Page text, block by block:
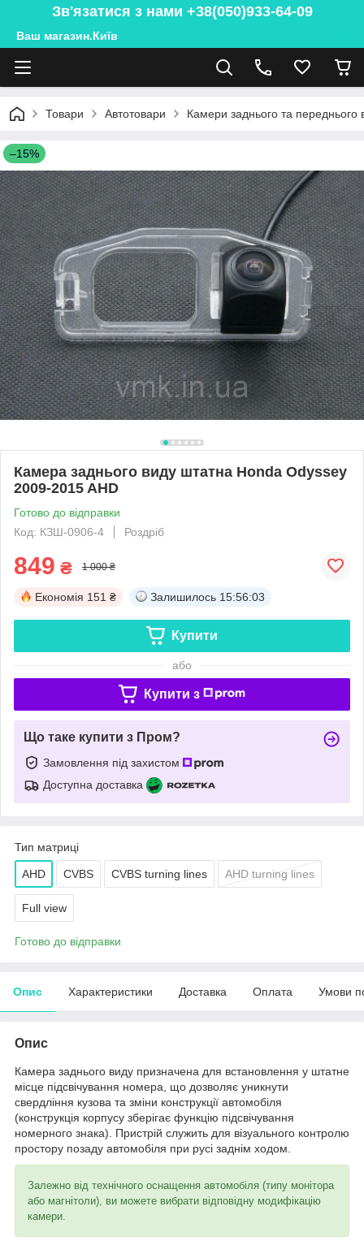
Зв'язатися з нами +38(050)933-64-09
Ваш магазин.Київ
Товари Автотовари Камери заднього та переднього
–15%
Камера заднього виду штатна Honda Odyssey
2009-2015 AHD
Готово до відправки
Код: КЗШ-0906-4
Роздріб
849 ₴ 1 000 ₴
Економія 151 ₴ Залишилось 15:56:03
Купити
або
Купити з
Що таке купити з Пром?
Замовлення під захистом
Доступна доставка
Тип матриці
AHD CVBS CVBS turning lines AHD turning lines
Full view
Готово до відправки
Опис Характеристики Доставка Оплата Умови
Опис
Камера заднього виду призначена для встановлення у штатне
місце підсвічування номера, що дозволяє уникнути
свердління кузова та зміни конструкції автомобіля
(конструкція корпусу зберігає функцію підсвічування
номерного знака). Пристрій служить для візуального контролю
простору позаду автомобіля при русі заднім ходом.
Залежно від технічного оснащення автомобіля (типу монітора
або магнітоли), ви можете вибрати відповідну модифікацію
камери.